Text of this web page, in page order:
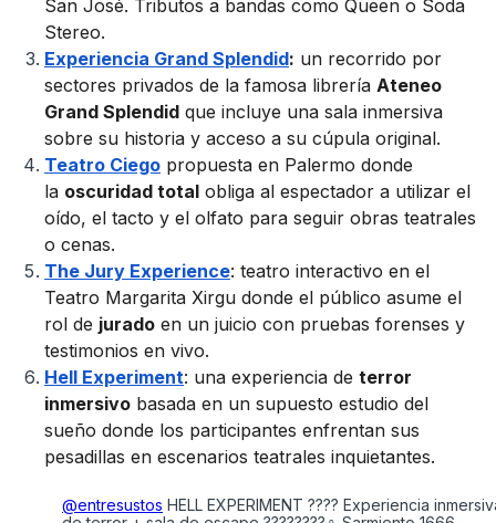
San José. Tributos a bandas como Queen o Soda
Stereo.
Experiencia Grand Splendid: un recorrido por
sectores privados de la famosa librería Ateneo
Grand Splendid que incluye una sala inmersiva
sobre su historia y acceso a su cúpula original.
Teatro Ciego propuesta en Palermo donde
la oscuridad total obliga al espectador a utilizar el
oído, el tacto y el olfato para seguir obras teatrales
o cenas.
The Jury Experience: teatro interactivo en el
Teatro Margarita Xirgu donde el público asume el
rol de jurado en un juicio con pruebas forenses y
testimonios en vivo.
Hell Experiment: una experiencia de terror
inmersivo basada en un supuesto estudio del
sueño donde los participantes enfrentan sus
pesadillas en escenarios teatrales inquietantes.
@entresustos HELL EXPERIMENT ???? Experiencia